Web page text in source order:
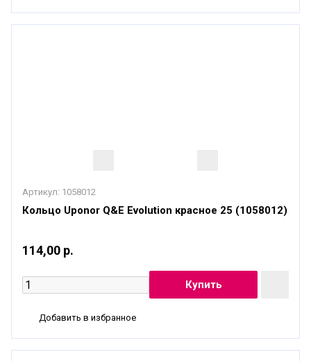
Артикул: 1058012
Кольцо Uponor Q&E Evolution красное 25 (1058012)
114,00 р.
Добавить в избранное